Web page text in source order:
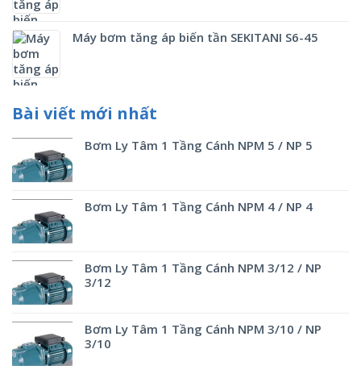
Máy bơm tăng áp biến tần SEKITANI S6-45
Bài viết mới nhất
Bơm Ly Tâm 1 Tầng Cánh NPM 5 / NP 5
Bơm Ly Tâm 1 Tầng Cánh NPM 4 / NP 4
Bơm Ly Tâm 1 Tầng Cánh NPM 3/12 / NP
3/12
Bơm Ly Tâm 1 Tầng Cánh NPM 3/10 / NP
3/10